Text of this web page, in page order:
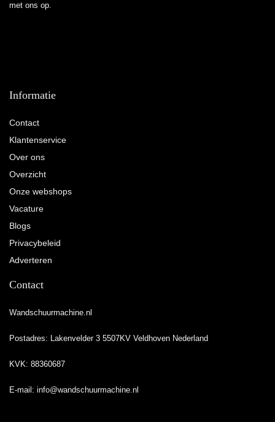
met ons op.
Informatie
Contact
Klantenservice
Over ons
Overzicht
Onze webshops
Vacature
Blogs
Privacybeleid
Adverteren
Contact
Wandschuurmachine.nl
Postadres: Lakenvelder 3 5507KV Veldhoven Nederland
KVK: 88360687
E-mail: info@wandschuurmachine.nl